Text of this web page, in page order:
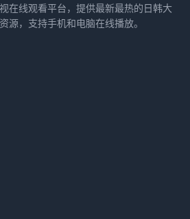
在线观看平台，提供最新最热的日韩大
源，支持手机和电脑在线播放。